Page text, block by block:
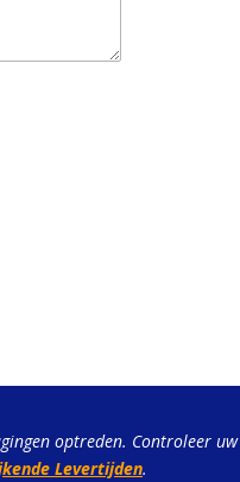
optreden. Controleer uw
Levertijden.